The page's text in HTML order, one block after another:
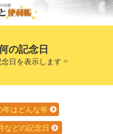
の記念日
日を表示します =
年はどんな年
などの記念日